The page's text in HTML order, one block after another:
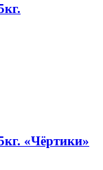
«Чёртики»